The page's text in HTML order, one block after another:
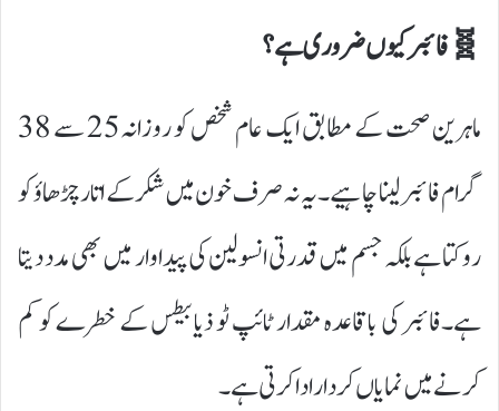
🧬 فائبر کیوں ضروری ہے؟
ماہرین صحت کے مطابق ایک عام شخص کو روزانہ 25 سے 38
گرام فائبر لینا چاہیے۔ یہ نہ صرف خون میں شکر کے اتار چڑھاؤ کو
روکتا ہے بلکہ جسم میں قدرتی انسولین کی پیداوار میں بھی مدد دیتا
ہے۔فائبر کی باقاعدہ مقدار ٹائپ ٹو ذیابیطس کے خطرے کو کم
کرنے میں نمایاں کردار ادا کرتی ہے۔